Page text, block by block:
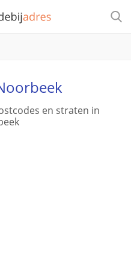
en straten in